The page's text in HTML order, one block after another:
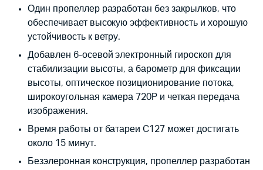
Один пропеллер разработан без закрылков, что
обеспечивает высокую эффективность и хорошую
устойчивость к ветру.
Добавлен 6-осевой электронный гироскоп для
стабилизации высоты, а барометр для фиксации
высоты, оптическое позиционирование потока,
широкоугольная камера 720P и четкая передача
изображения.
Время работы от батареи C127 может достигать
около 15 минут.
Безэлеронная конструкция, пропеллер разработан